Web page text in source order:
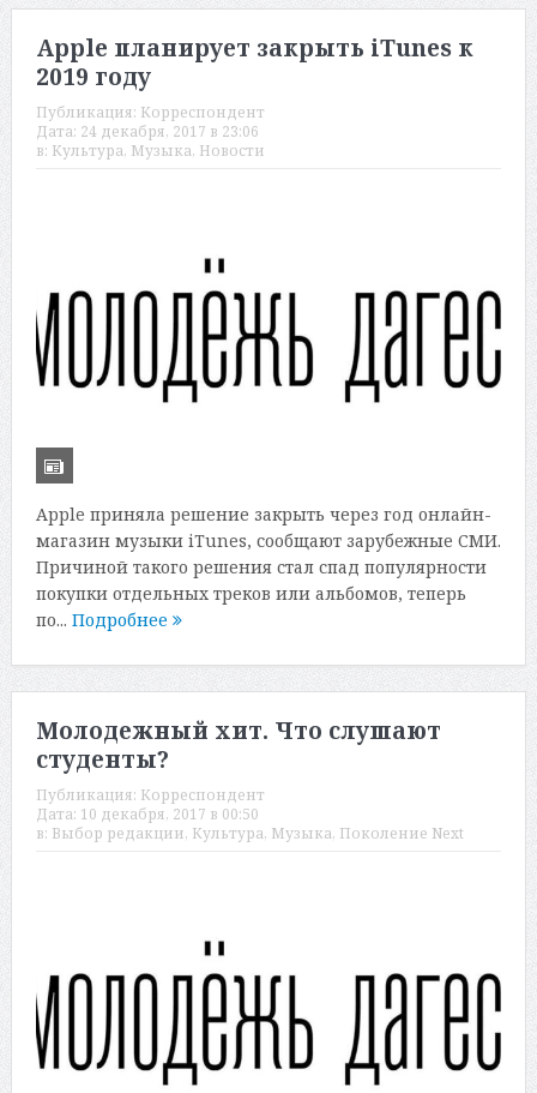
Apple планирует закрыть iTunes к
2019 году
Публикация: Корреспондент
Дата: 24 декабря, 2017 в 23:06
в: Культура, Музыка, Новости
Apple приняла решение закрыть через год онлайн-
магазин музыки iTunes, сообщают зарубежные СМИ.
Причиной такого решения стал спад популярности
покупки отдельных треков или альбомов, теперь
по... Подробнее
Молодежный хит. Что слушают
студенты?
Публикация: Корреспондент
Дата: 10 декабря, 2017 в 00:50
в: Выбор редакции, Культура, Музыка, Поколение Next